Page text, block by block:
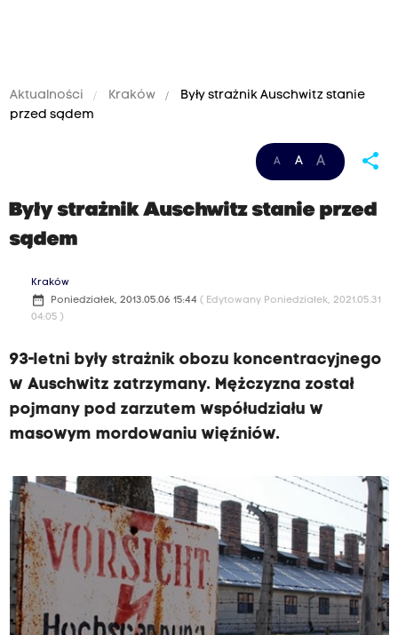
Aktualności Kraków
Były strażnik Auschwitz stanie
przed sądem
A A A share
Były strażnik Auschwitz stanie przed
sądem
Kraków
date_range Poniedziałek, 2013.05.06 15:44 ( Edytowany Poniedziałek, 2021.05.31
04:05 )
93-letni były strażnik obozu koncentracyjnego
w Auschwitz zatrzymany. Mężczyzna został
pojmany pod zarzutem współudziału w
masowym mordowaniu więźniów.